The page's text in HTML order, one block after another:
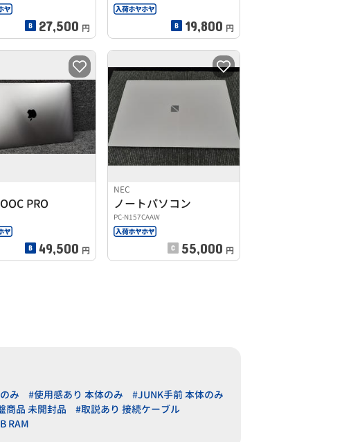
27,500 円 19,800 円
PRO
49,500 円
NEC
ノートパソコン
PC-N157CAAW
55,000 円
み #使用感あり 本体のみ
#JUNK手前 本体のみ
商品 未開封品
#取説あり 接続ケーブル
RAM